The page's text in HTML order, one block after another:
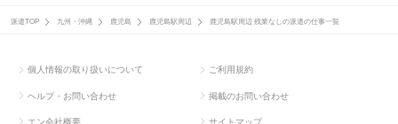
派遣TOP 九州・沖縄 鹿児島 鹿児島駅周辺 鹿児島駅周辺 残業なしの派遣の仕事一覧
個人情報の取り扱いについて ご利用規約
ヘルプ・お問い合わせ 掲載のお問い合わせ
エン会社概要 サイトマップ